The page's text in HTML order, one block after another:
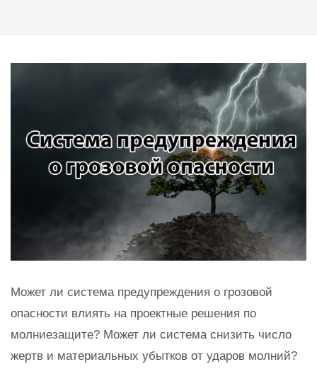
Может ли система предупреждения о грозовой
опасности влиять на проектные решения по
молниезащите? Может ли система снизить число
жертв и материальных убытков от ударов молний?